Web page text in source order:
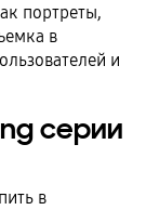
портреты,
в
и
серии
в